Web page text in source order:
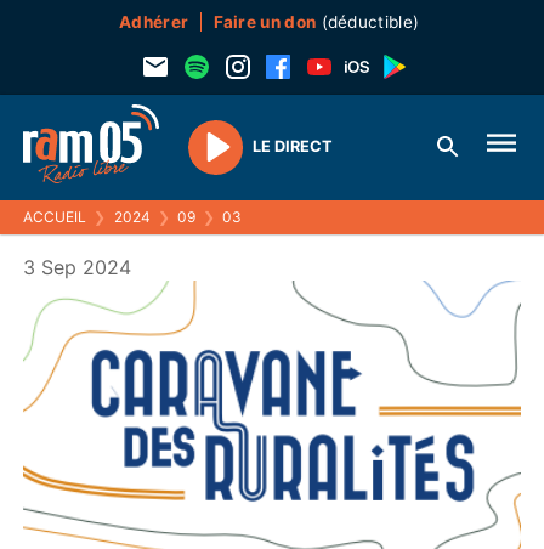
Adhérer Faire un don (déductible)
Play
LE DIRECT
ACCUEIL ❯ 2024 ❯ 09 ❯ 03
3 Sep 2024